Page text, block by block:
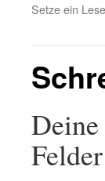
Setze ein